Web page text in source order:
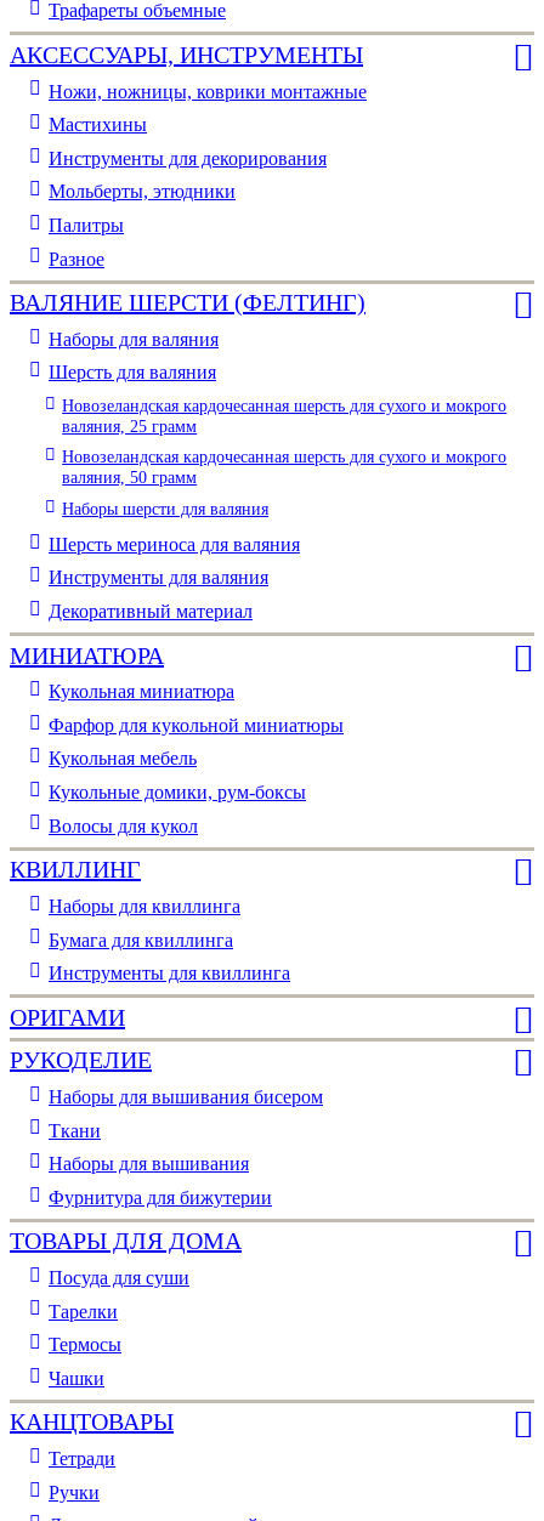
Трафареты объемные
АКСЕССУАРЫ, ИНСТРУМЕНТЫ
Ножи, ножницы, коврики монтажные
Мастихины
Инструменты для декорирования
Мольберты, этюдники
Палитры
Разное
ВАЛЯНИЕ ШЕРСТИ (ФЕЛТИНГ)
Наборы для валяния
Шерсть для валяния
Новозеландская кардочесанная шерсть для сухого и мокрого
валяния, 25 грамм
Новозеландская кардочесанная шерсть для сухого и мокрого
валяния, 50 грамм
Наборы шерсти для валяния
Шерсть мериноса для валяния
Инструменты для валяния
Декоративный материал
МИНИАТЮРА
Кукольная миниатюра
Фарфор для кукольной миниатюры
Кукольная мебель
Кукольные домики, рум-боксы
Волосы для кукол
КВИЛЛИНГ
Наборы для квиллинга
Бумага для квиллинга
Инструменты для квиллинга
ОРИГАМИ
РУКОДЕЛИЕ
Наборы для вышивания бисером
Ткани
Наборы для вышивания
Фурнитура для бижутерии
ТОВАРЫ ДЛЯ ДОМА
Посуда для суши
Тарелки
Термосы
Чашки
КАНЦТОВАРЫ
Тетради
Ручки